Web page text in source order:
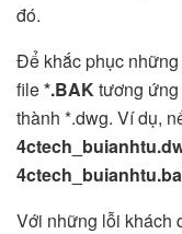
đó.
Để khắc phục
file*.BAKtương
thành *.dwg. Ví dụ,
Với những lỗi khách